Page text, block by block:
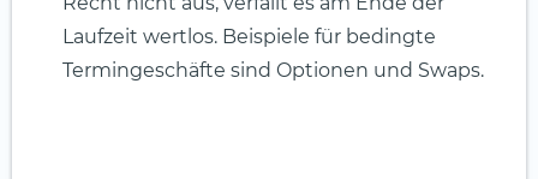
Laufzeit wertlos. Beispiele für bedingte
Termingeschäfte sind Optionen und Swaps.